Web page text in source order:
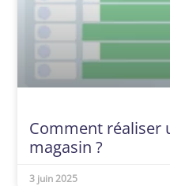
Comment réaliser
magasin ?
3 juin 2025